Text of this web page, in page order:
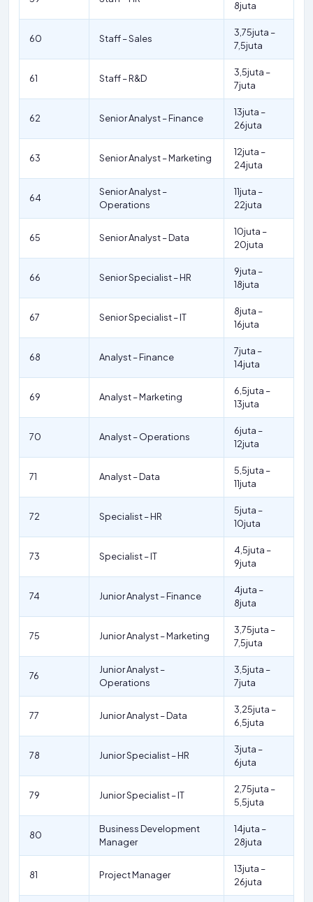
8juta
60 Staff – Sales
3,75juta –
7,5juta
61 Staff – R&D
3,5juta –
7juta
62 Senior Analyst – Finance
13juta –
26juta
63 Senior Analyst – Marketing
12juta –
24juta
64
Senior Analyst –
Operations
11juta –
22juta
65 Senior Analyst – Data
10juta –
20juta
66 Senior Specialist – HR
9juta –
18juta
67 Senior Specialist – IT
8juta –
16juta
68 Analyst – Finance
7juta –
14juta
69 Analyst – Marketing
6,5juta –
13juta
70 Analyst – Operations
6juta –
12juta
71 Analyst – Data
5,5juta –
11juta
72 Specialist – HR
5juta –
10juta
73 Specialist – IT
4,5juta –
9juta
74 Junior Analyst – Finance
4juta –
8juta
75 Junior Analyst – Marketing
3,75juta –
7,5juta
76
Junior Analyst –
Operations
3,5juta –
7juta
77 Junior Analyst – Data
3,25juta –
6,5juta
78 Junior Specialist – HR
3juta –
6juta
79 Junior Specialist – IT
2,75juta –
5,5juta
80
Business Development
Manager
14juta –
28juta
81 Project Manager
13juta –
26juta